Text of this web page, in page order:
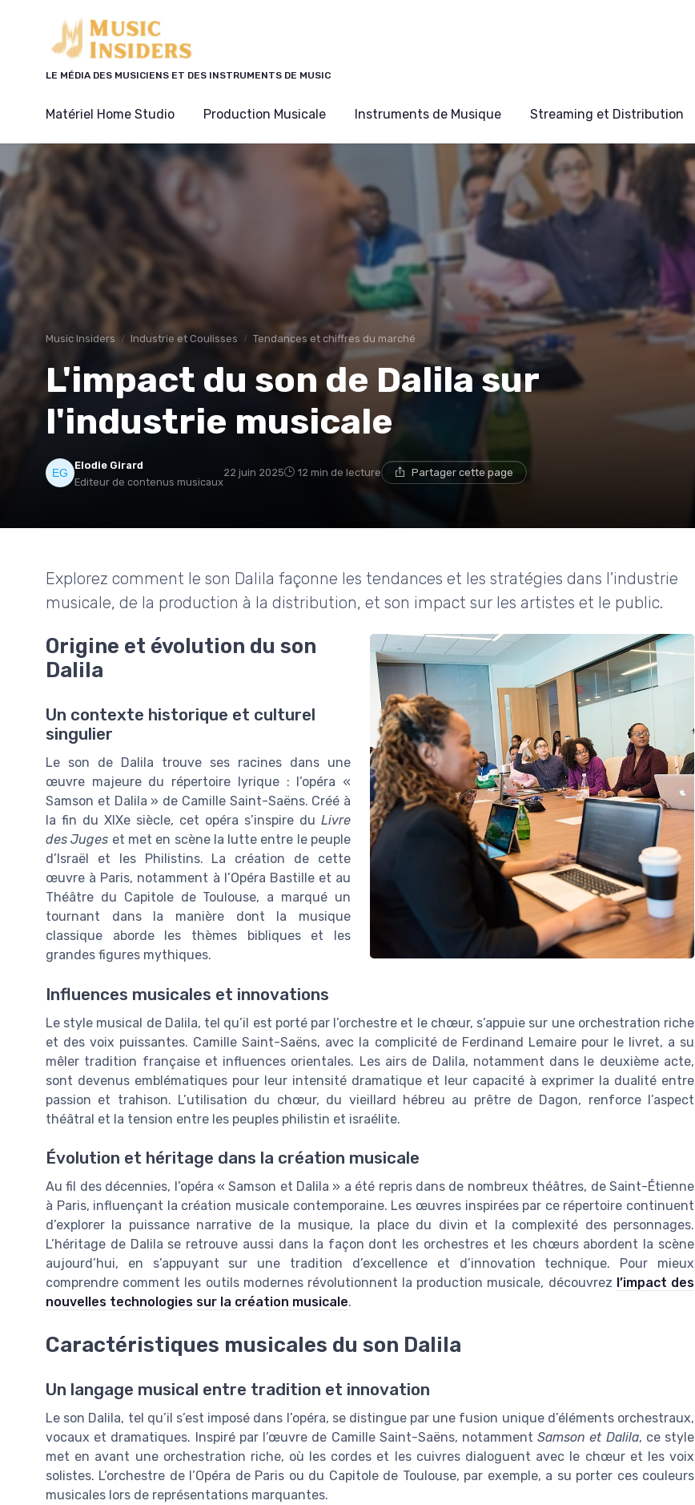
LE MÉDIA DES MUSICIENS ET DES INSTRUMENTS DE MUSIC
Matériel Home Studio Production Musicale Instruments de Musique Streaming et Distribution
Music Insiders Industrie et Coulisses Tendances et chiffres du marché
L'impact du son de Dalila sur
l'industrie musicale
Elodie Girard
Editeur de contenus musicaux
22 juin 2025 12 min de lecture Partager cette page
Explorez comment le son Dalila façonne les tendances et les stratégies dans l'industrie
musicale, de la production à la distribution, et son impact sur les artistes et le public.
Origine et évolution du son
Dalila
Un contexte historique et culturel
singulier
Le son de Dalila trouve ses racines dans une
œuvre majeure du répertoire lyrique : l’opéra «
Samson et Dalila » de Camille Saint-Saëns. Créé à
la fin du XIXe siècle, cet opéra s’inspire du Livre
des Juges et met en scène la lutte entre le peuple
d’Israël et les Philistins. La création de cette
œuvre à Paris, notamment à l’Opéra Bastille et au
Théâtre du Capitole de Toulouse, a marqué un
tournant dans la manière dont la musique
classique aborde les thèmes bibliques et les
grandes figures mythiques.
Influences musicales et innovations
Le style musical de Dalila, tel qu’il est porté par l’orchestre et le chœur, s’appuie sur une orchestration riche
et des voix puissantes. Camille Saint-Saëns, avec la complicité de Ferdinand Lemaire pour le livret, a su
mêler tradition française et influences orientales. Les airs de Dalila, notamment dans le deuxième acte,
sont devenus emblématiques pour leur intensité dramatique et leur capacité à exprimer la dualité entre
passion et trahison. L’utilisation du chœur, du vieillard hébreu au prêtre de Dagon, renforce l’aspect
théâtral et la tension entre les peuples philistin et israélite.
Évolution et héritage dans la création musicale
Au fil des décennies, l’opéra « Samson et Dalila » a été repris dans de nombreux théâtres, de Saint-Étienne
à Paris, influençant la création musicale contemporaine. Les œuvres inspirées par ce répertoire continuent
d’explorer la puissance narrative de la musique, la place du divin et la complexité des personnages.
L’héritage de Dalila se retrouve aussi dans la façon dont les orchestres et les chœurs abordent la scène
aujourd’hui, en s’appuyant sur une tradition d’excellence et d’innovation technique. Pour mieux
comprendre comment les outils modernes révolutionnent la production musicale, découvrez l’impact des
nouvelles technologies sur la création musicale.
Caractéristiques musicales du son Dalila
Un langage musical entre tradition et innovation
Le son Dalila, tel qu’il s’est imposé dans l’opéra, se distingue par une fusion unique d’éléments orchestraux,
vocaux et dramatiques. Inspiré par l’œuvre de Camille Saint-Saëns, notammentSamson et Dalila, ce style
met en avant une orchestration riche, où les cordes et les cuivres dialoguent avec le chœur et les voix
solistes. L’orchestre de l’Opéra de Paris ou du Capitole de Toulouse, par exemple, a su porter ces couleurs
musicales lors de représentations marquantes.